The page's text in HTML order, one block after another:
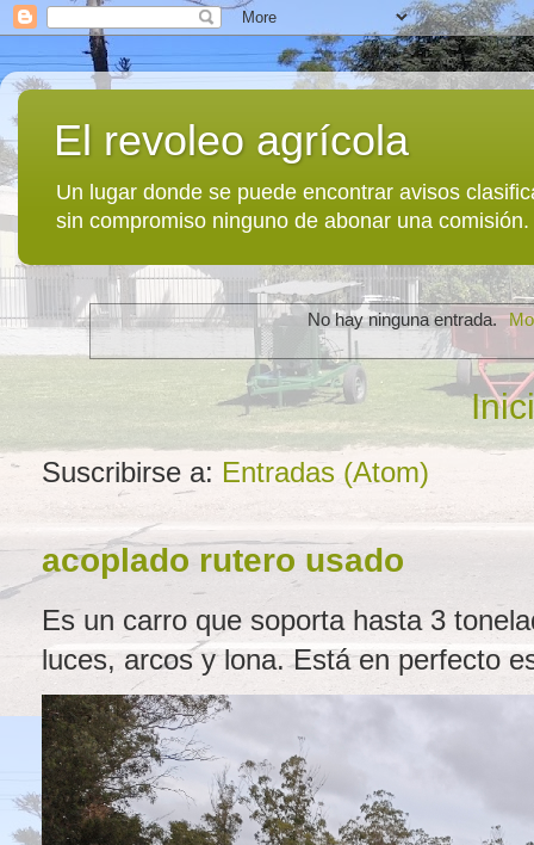
El revoleo agrícola
Un lugar donde se puede encontrar avisos
sin compromiso ninguno de abonar una comisión.
No hay ninguna entrada.
Suscribirse a: Entradas (Atom)
acoplado rutero usado
Es un carro que soporta hasta 3
luces, arcos y lona. Está en perfecto